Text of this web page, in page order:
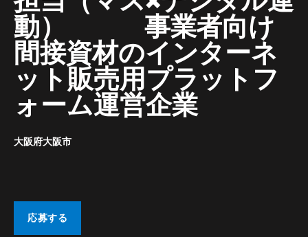
動） 事業者向け
間接資材のインターネ
ット販売用プラットフ
ォーム運営企業
大阪府大阪市
応募する